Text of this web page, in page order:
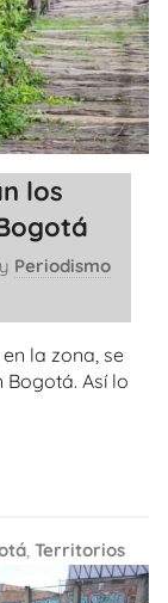
los
Periodismo
la zona, se
Así lo
, Territorios